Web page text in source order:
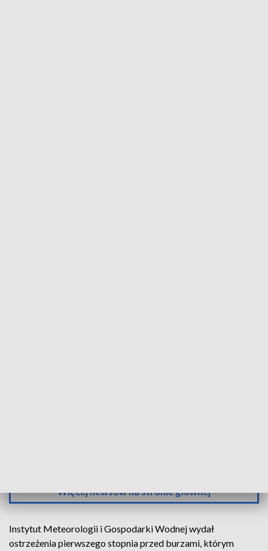
Więcej newsów na stronie głównej
Instytut Meteorologii i Gospodarki Wodnej wydał
ostrzeżenia pierwszego stopnia przed burzami, którym